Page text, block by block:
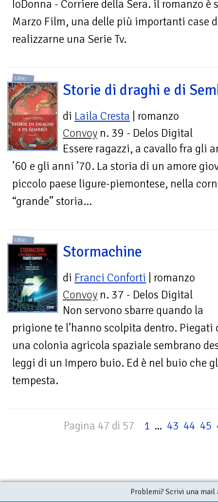
IoDonna - Corriere della Sera. il romanzo
Marzo Film, una delle più importanti case
realizzarne una Serie Tv.
LIBRI
Storie di draghi e di
di Laila Cresta | romanzo
Convoy n. 39 - Delos Digital
Essere ragazzi, a cavallo fra gli
’60 e gli anni ’70. La storia di un amore
piccolo paese ligure-piemontese, nella
“grande” storia...
LIBRI
Stormachine
di Franci Conforti | romanzo
Convoy n. 37 - Delos Digital
Non servono sbarre quando la
prigione te l’hanno scolpita dentro.
una colonia agricola spaziale sembrano
leggi di un Impero buio. Ed è nel buio che
tempesta.
Pagina 47 di 57 1 ... 43 44 45
Problemi? Scrivi una